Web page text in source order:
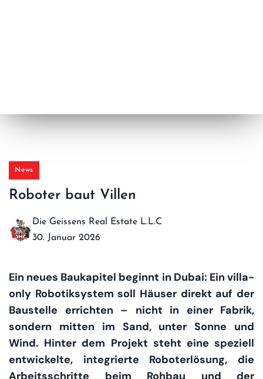
News
Roboter baut Villen
Die Geissens Real Estate L.L.C
30. Januar 2026
Ein neues Baukapitel beginnt in Dubai: Ein villa-
only Robotiksystem soll Häuser direkt auf der
Baustelle errichten – nicht in einer Fabrik,
sondern mitten im Sand, unter Sonne und
Wind. Hinter dem Projekt steht eine speziell
entwickelte, integrierte Roboterlösung, die
Arbeitsschritte beim Rohbau und der